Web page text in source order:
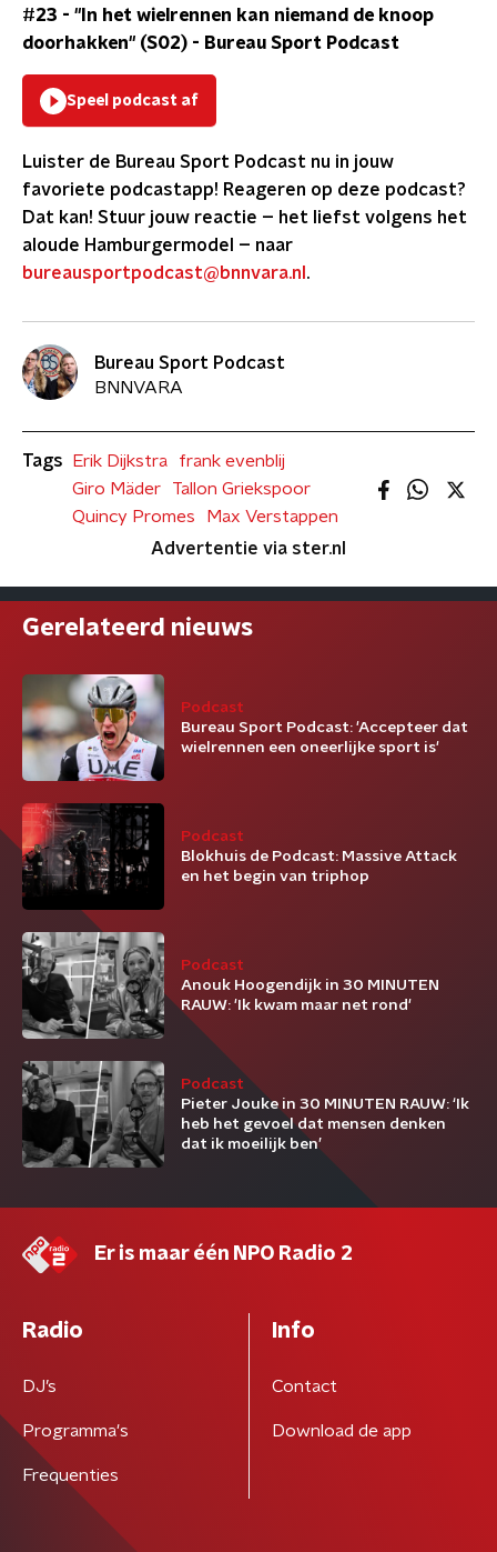
#23 - "In het wielrennen kan niemand de knoop
doorhakken" (S02) - Bureau Sport Podcast
Speel podcast af
Luister de Bureau Sport Podcast nu in jouw
favoriete podcastapp! Reageren op deze podcast?
Dat kan! Stuur jouw reactie – het liefst volgens het
aloude Hamburgermodel – naar
bureausportpodcast@bnnvara.nl .
Bureau Sport Podcast
BNNVARA
Tags Erik Dijkstra
frank evenblij
Giro Mäder
Tallon Griekspoor
Quincy Promes
Max Verstappen
Advertentie via ster.nl
Gerelateerd nieuws
Podcast
Bureau Sport Podcast: 'Accepteer dat
wielrennen een oneerlijke sport is'
Podcast
Blokhuis de Podcast: Massive Attack
en het begin van triphop
Podcast
Anouk Hoogendijk in 30 MINUTEN
RAUW: 'Ik kwam maar net rond'
Podcast
Pieter Jouke in 30 MINUTEN RAUW: ‘Ik
heb het gevoel dat mensen denken
dat ik moeilijk ben’
Er is maar één NPO Radio 2
Radio
DJ’s
Programma's
Frequenties
Info
Contact
Download de app